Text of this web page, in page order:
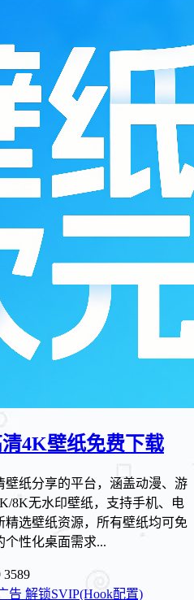
4K壁纸免费下载
纸分享的平台，涵盖动漫、游
8K无水印壁纸，支持手机、电
选壁纸资源，所有壁纸均可免
个性化桌面需求...
3589